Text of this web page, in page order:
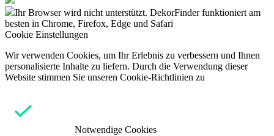
Ihr Browser wird nicht unterstützt. DekorFinder funktioniert am
besten in Chrome, Firefox, Edge und Safari
Cookie Einstellungen
Wir verwenden Cookies, um Ihr Erlebnis zu verbessern und Ihnen
personalisierte Inhalte zu liefern. Durch die Verwendung dieser
Website stimmen Sie unseren Cookie-Richtlinien zu
Notwendige Cookies